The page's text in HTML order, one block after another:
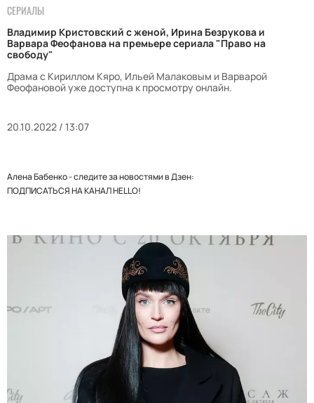
СЕРИАЛЫ
Владимир Кристовский с женой, Ирина Безрукова и
Варвара Феофанова на премьере сериала "Право на
свободу"
Драма с Кириллом Кяро, Ильей Малаковым и Варварой
Феофановой уже доступна к просмотру онлайн.
20.10.2022 / 13:07
Алена Бабенко - следите за новостями в Дзен:
ПОДПИСАТЬСЯ НА КАНАЛ HELLO!